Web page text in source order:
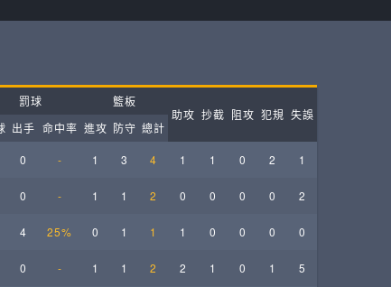
罰球
籃板
助攻 抄截 阻攻 犯規 失誤
出手 命中率 進攻 防守 總計
0 - 1 3 4 1 1 0 2
1
0 - 1 1 2 0 0 0 0
2
4 25% 0 1 1 1 0 0 0
0
0 - 1 1 2 2 1 0 1
5